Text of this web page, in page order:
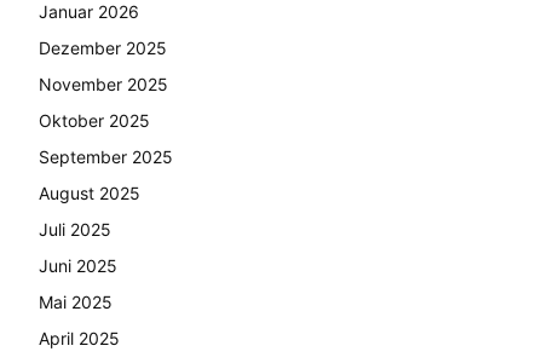
Januar 2026
Dezember 2025
November 2025
Oktober 2025
September 2025
August 2025
Juli 2025
Juni 2025
Mai 2025
April 2025